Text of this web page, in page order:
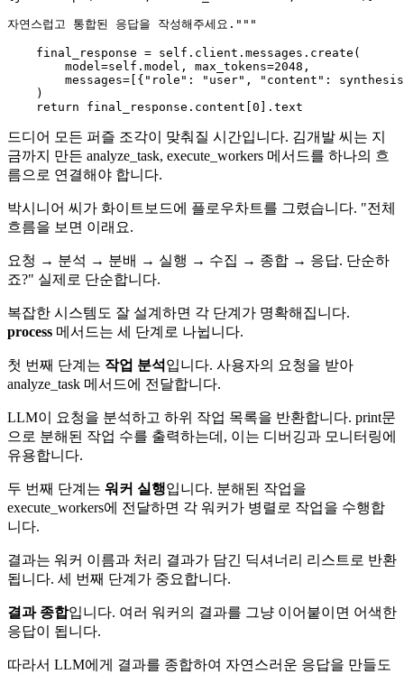
자연스럽고 통합된 응답을 작성해주세요."""
    final_response =
self .client.messages.create(
        model=
self .model, max_tokens=2048 ,
        messages=[{
"role" : "user" , "content" :
    )
return final_response.content[0
드디어 모든 퍼즐 조각이 맞춰질 시간입니다. 김개발 씨는 지
금까지 만든 analyze_task, execute_workers 메서드를 하나의 흐
름으로 연결해야 합니다.
박시니어 씨가 화이트보드에 플로우차트를 그렸습니다. "전체
흐름을 보면 이래요.
요청 → 분석 → 분배 → 실행 → 수집 → 종합 → 응답. 단순하
죠?" 실제로 단순합니다.
복잡한 시스템도 잘 설계하면 각 단계가 명확해집니다.
process 메서드는 세 단계로 나뉩니다.
첫 번째 단계는 작업 분석 입니다. 사용자의 요청을 받아
analyze_task 메서드에 전달합니다.
LLM이 요청을 분석하고 하위 작업 목록을 반환합니다. print문
으로 분해된 작업 수를 출력하는데, 이는 디버깅과 모니터링에
유용합니다.
두 번째 단계는 워커 실행입니다. 분해된 작업을
execute_workers에 전달하면 각 워커가 병렬로 작업을 수행합
니다.
결과는 워커 이름과 처리 결과가 담긴 딕셔너리 리스트로 반환
됩니다. 세 번째 단계가 중요합니다.
결과 종합입니다. 여러 워커의 결과를 그냥 이어붙이면 어색한
응답이 됩니다.
따라서 LLM에게 결과를 종합하여 자연스러운 응답을 만들도